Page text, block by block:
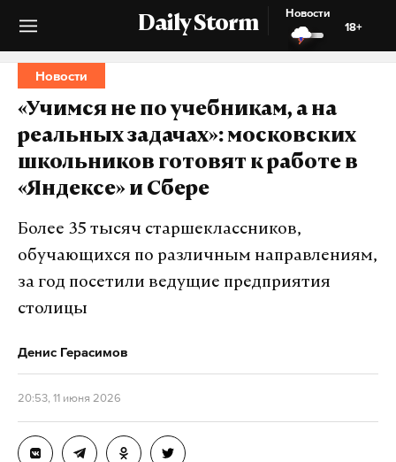
Daily Storm
Новости
18+
Новости
«Учимся не по учебникам, а на
реальных задачах»: московских
школьников готовят к работе в
«Яндексе» и Сбере
Более 35 тысяч старшеклассников,
обучающихся по различным направлениям,
за год посетили ведущие предприятия
столицы
Денис Герасимов
20:53, 11 июня 2026